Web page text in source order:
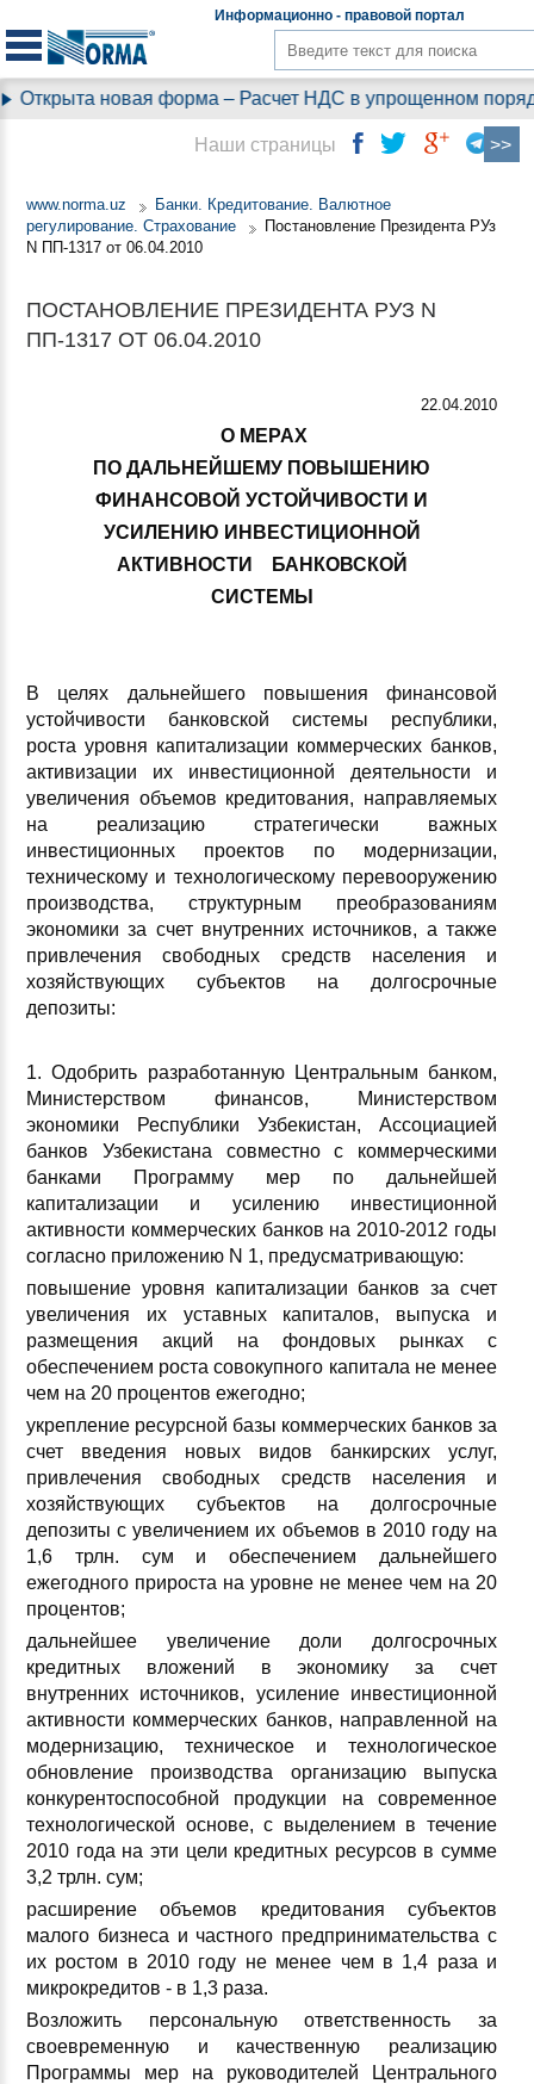
Информационно - правовойпортал
новая форма – Расчет НДС в упрощенном порядке
www.norma.uz
Банки. Кредитование. Валютное
регулирование. Страхование
Постановление Президента РУз
N ПП-1317 от 06.04.2010
ПОСТАНОВЛЕНИЕ ПРЕЗИДЕНТА РУЗ N
ПП-1317 ОТ 06.04.2010
22.04.2010
О МЕРАХ
ПО ДАЛЬНЕЙШЕМУ ПОВЫШЕНИЮ
ФИНАНСОВОЙ УСТОЙЧИВОСТИ И
УСИЛЕНИЮ ИНВЕСТИЦИОННОЙ
АКТИВНОСТИ БАНКОВСКОЙ
СИСТЕМЫ
В целях дальнейшего повышения финансовой
устойчивости банковской системы республики,
роста уровня капитализации коммерческих банков,
активизации их инвестиционной деятельности и
увеличения объемов кредитования, направляемых
на реализацию стратегически важных
инвестиционных проектов по модернизации,
техническому и технологическому перевооружению
производства, структурным преобразованиям
экономики за счет внутренних источников, а также
привлечения свободных средств населения и
хозяйствующих субъектов на долгосрочные
депозиты:
1. Одобрить разработанную Центральным банком,
Министерством финансов, Министерством
экономики Республики Узбекистан, Ассоциацией
банков Узбекистана совместно с коммерческими
банками Программу мер по дальнейшей
капитализации и усилению инвестиционной
активности коммерческих банков на 2010-2012 годы
согласно приложению N 1, предусматривающую:
повышение уровня капитализации банков за счет
увеличения их уставных капиталов, выпуска и
размещения акций на фондовых рынках с
обеспечением роста совокупного капитала не менее
чем на 20 процентов ежегодно;
укрепление ресурсной базы коммерческих банков за
счет введения новых видов банкирских услуг,
привлечения свободных средств населения и
хозяйствующих субъектов на долгосрочные
депозиты с увеличением их объемов в 2010 году на
1,6 трлн. сум и обеспечением дальнейшего
ежегодного прироста на уровне не менее чем на 20
процентов;
дальнейшее увеличение доли долгосрочных
кредитных вложений в экономику за счет
внутренних источников, усиление инвестиционной
активности коммерческих банков, направленной на
модернизацию, техническое и технологическое
обновление производства организацию выпуска
конкурентоспособной продукции на современное
технологической основе, с выделением в течение
2010 года на эти цели кредитных ресурсов в сумме
3,2 трлн. сум;
расширение объемов кредитования субъектов
малого бизнеса и частного предпринимательства с
их ростом в 2010 году не менее чем в 1,4 раза и
микрокредитов - в 1,3 раза.
Возложить персональную ответственность за
своевременную и качественную реализацию
Программы мер на руководителей Центрального
Наши страницы